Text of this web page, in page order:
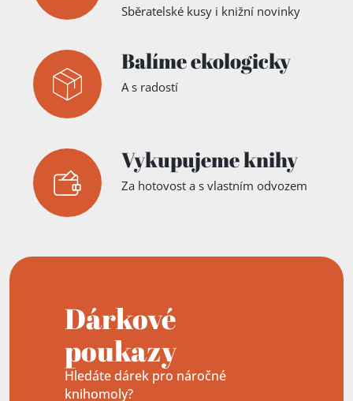
Sběratelské kusy i knižní novinky
Balíme ekologicky
A s radostí
Vykupujeme knihy
Za hotovost a s vlastním odvozem
Dárkové
poukazy
Hledáte dárek pro náročné
knihomoly?